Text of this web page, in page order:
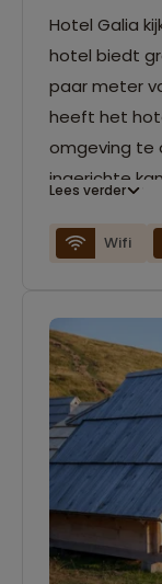
Hotel Galia
hotel biedt
paar meter
heeft het
omgeving te
ingerichte
het
Lees verder
Wifi